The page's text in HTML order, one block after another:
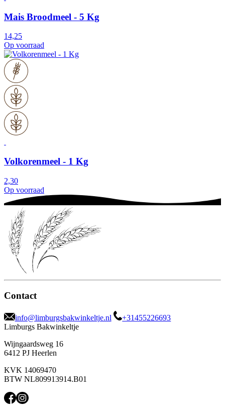
Mais Broodmeel - 5 Kg
14,25
Op voorraad
Volkorenmeel - 1 Kg
2,30
Op voorraad
Contact
info@limburgsbakwinkeltje.nl
+31455226693
Limburgs Bakwinkeltje
Wijngaardsweg 16
6412 PJ Heerlen
KVK 14069470
BTW NL809913914.B01